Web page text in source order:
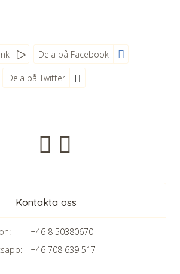
Dela på Facebook
Dela på Twitter
Nyhetsbrev
Kontakta oss
+46 8 50380670
+46 708 639 517